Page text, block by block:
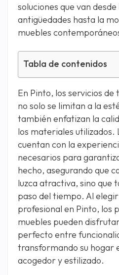
soluciones que van
antigüedades hasta la
muebles
Tabla de contenidos
En Pinto, los servicios
no solo se limitan a la
también enfatizan la
los materiales utilizados.
cuentan con la
necesarios para
hecho, asegurando que
luzca atractiva, sino que
paso del tiempo. Al
profesional en Pinto, los
muebles pueden
perfecto entre
transformando su hogar
acogedor y estilizado.